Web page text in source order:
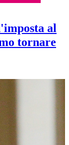
al
tornare